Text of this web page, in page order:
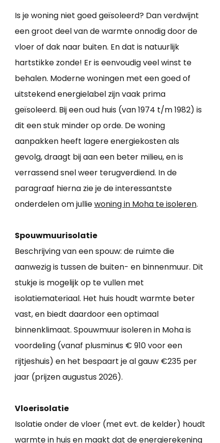
Is je woning niet goed geïsoleerd? Dan verdwijnt
een groot deel van de warmte onnodig door de
vloer of dak naar buiten. En dat is natuurlijk
hartstikke zonde! Er is eenvoudig veel winst te
behalen. Moderne woningen met een goed of
uitstekend energielabel zijn vaak prima
geïsoleerd. Bij een oud huis (van 1974 t/m 1982) is
dit een stuk minder op orde. De woning
aanpakken heeft lagere energiekosten als
gevolg, draagt bij aan een beter milieu, en is
verrassend snel weer terugverdiend. In de
paragraaf hierna zie je de interessantste
onderdelen om julliewoning in Moha te isoleren.
Spouwmuurisolatie
Beschrijving van een spouw: de ruimte die
aanwezig is tussen de buiten- en binnenmuur. Dit
stukje is mogelijk op te vullen met
isolatiemateriaal. Het huis houdt warmte beter
vast, en biedt daardoor een optimaal
binnenklimaat. Spouwmuur isoleren in Moha is
voordeling (vanaf plusminus € 910 voor een
rijtjeshuis) en het bespaart je al gauw €235 per
jaar (prijzen augustus 2026).
Vloerisolatie
Isolatie onder de vloer (met evt. de kelder) houdt
warmte in huis en maakt dat de energierekening